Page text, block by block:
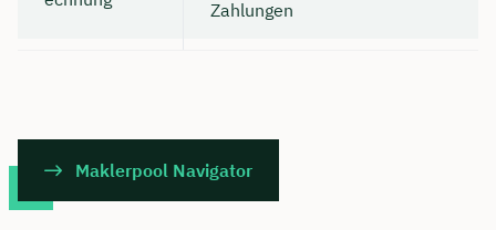
Zahlungen
Maklerpool Navigator
Meeting buchen